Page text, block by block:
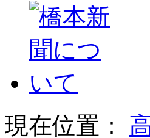
現在位置：